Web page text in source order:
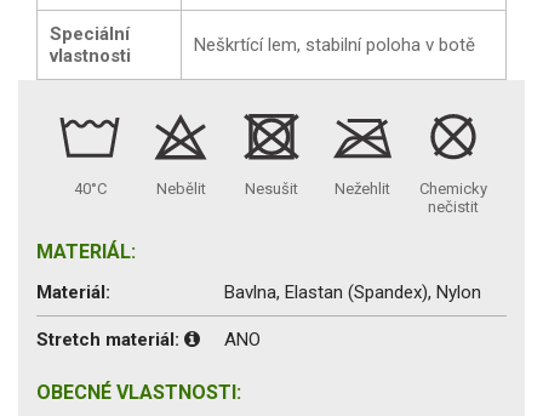
Speciální
vlastnosti
Neškrtící lem, stabilní poloha v botě
40°C Nebělit Nesušit Nežehlit
Chemicky
nečistit
MATERIÁL:
Materiál: Bavlna, Elastan (Spandex), Nylon
Stretch materiál: ANO
OBECNÉ VLASTNOSTI: